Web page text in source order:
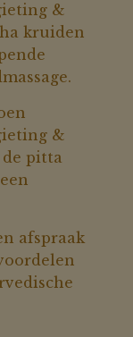
&
kruiden
&
pitta
afspraak